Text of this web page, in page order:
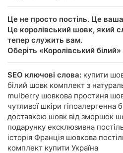
Це не просто постіль. Це
Це королівський шовк, який
тепер служить вам.
Оберіть «Королівський
SEO ключові слова: купити
білий шовк комплект з
mulberry шовкова простиня
чутливої шкіри гіпоалергенна
доставкою шовк від зморшок
подарунку ексклюзивна
історія Франція шовкова
комплект купити Україна